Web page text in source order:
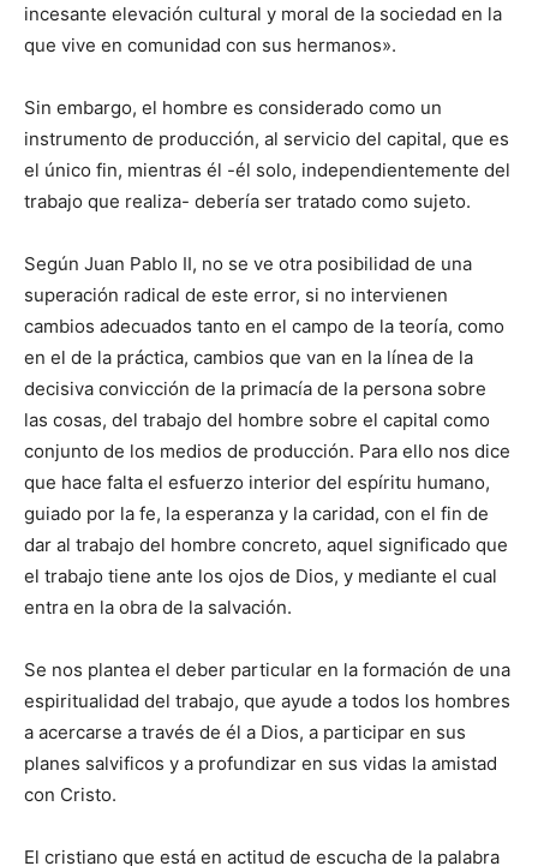
incesante elevación cultural y moral de la sociedad en la
que vive en comunidad con sus hermanos».
Sin embargo, el hombre es considerado como un
instrumento de producción, al servicio del capital, que es
el único fin, mientras él -él solo, independientemente del
trabajo que realiza- debería ser tratado como sujeto.
Según Juan Pablo II, no se ve otra posibilidad de una
superación radical de este error, si no intervienen
cambios adecuados tanto en el campo de la teoría, como
en el de la práctica, cambios que van en la línea de la
decisiva convicción de la primacía de la persona sobre
las cosas, del trabajo del hombre sobre el capital como
conjunto de los medios de producción. Para ello nos dice
que hace falta el esfuerzo interior del espíritu humano,
guiado por la fe, la esperanza y la caridad, con el fin de
dar al trabajo del hombre concreto, aquel significado que
el trabajo tiene ante los ojos de Dios, y mediante el cual
entra en la obra de la salvación.
Se nos plantea el deber particular en la formación de una
espiritualidad del trabajo, que ayude a todos los hombres
a acercarse a través de él a Dios, a participar en sus
planes salvificos y a profundizar en sus vidas la amistad
con Cristo.
El cristiano que está en actitud de escucha de la palabra